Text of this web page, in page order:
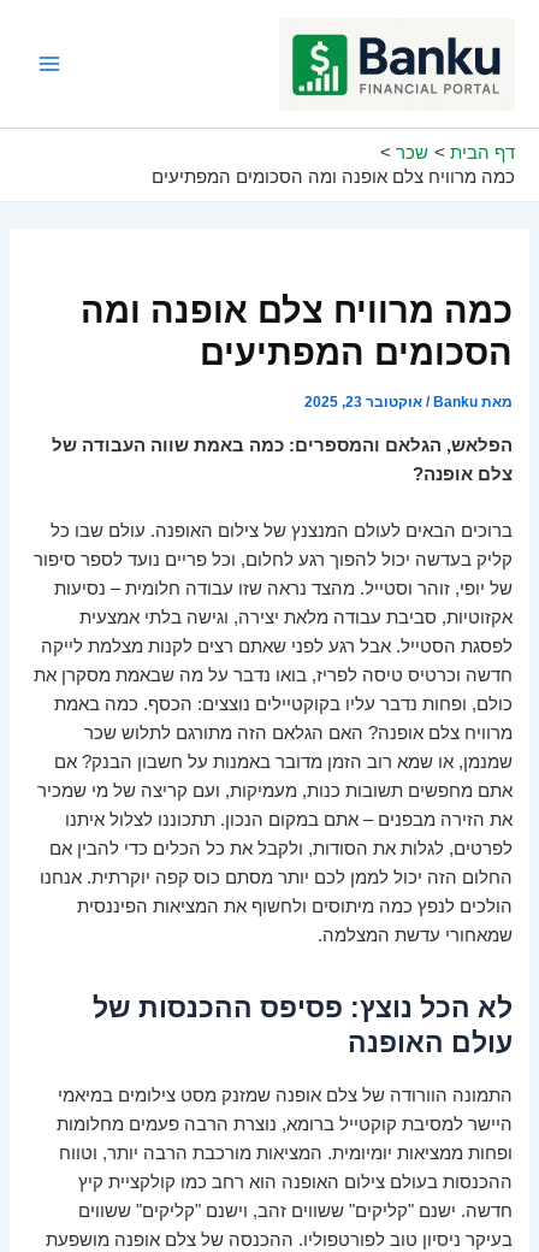
דף הבית
שכר
כמה מרוויח צלם אופנה ומה הסכומים המפתיעים
כמה מרוויח צלם אופנה ומה
הסכומים המפתיעים
מאתBanku
/אוקטובר 23, 2025
הפלאש, הגלאם והמספרים: כמה באמת שווה העבודה של
צלם אופנה?
ברוכים הבאים לעולם המנצנץ של צילום האופנה. עולם שבו כל
קליק בעדשה יכול להפוך רגע לחלום, וכל פריים נועד לספר סיפור
של יופי, זוהר וסטייל. מהצד נראה שזו עבודה חלומית – נסיעות
אקזוטיות, סביבת עבודה מלאת יצירה, וגישה בלתי אמצעית
לפסגת הסטייל. אבל רגע לפני שאתם רצים לקנות מצלמת לייקה
חדשה וכרטיס טיסה לפריז, בואו נדבר על מה שבאמת מסקרן את
כולם, ופחות נדבר עליו בקוקטיילים נוצצים: הכסף. כמה באמת
מרוויח צלם אופנה? האם הגלאם הזה מתורגם לתלוש שכר
שמנמן, או שמא רוב הזמן מדובר באמנות על חשבון הבנק? אם
אתם מחפשים תשובות כנות, מעמיקות, ועם קריצה של מי שמכיר
את הזירה מבפנים – אתם במקום הנכון. תתכוננו לצלול איתנו
לפרטים, לגלות את הסודות, ולקבל את כל הכלים כדי להבין אם
החלום הזה יכול לממן לכם יותר מסתם כוס קפה יוקרתית. אנחנו
הולכים לנפץ כמה מיתוסים ולחשוף את המציאות הפיננסית
שמאחורי עדשת המצלמה.
לא הכל נוצץ: פסיפס ההכנסות של
עולם האופנה
התמונה הוורודה של צלם אופנה שמזנק מסט צילומים במיאמי
היישר למסיבת קוקטייל ברומא, נוצרת הרבה פעמים מחלומות
ופחות ממציאות יומיומית. המציאות מורכבת הרבה יותר, וטווח
ההכנסות בעולם צילום האופנה הוא רחב כמו קולקציית קיץ
חדשה. ישנם "קליקים" ששווים זהב, וישנם "קליקים" ששווים
בעיקר ניסיון טוב לפורטפוליו. ההכנסה של צלם אופנה מושפעת